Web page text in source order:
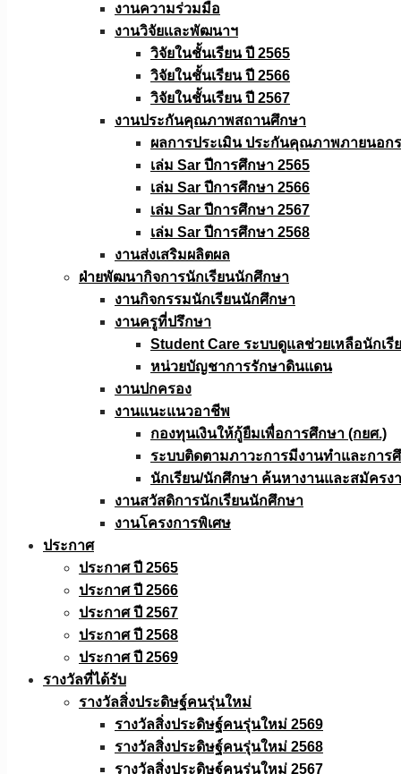
งานความร่วมมือ
งานวิจัยเเละพัฒนาฯ
วิจัยในชั้นเรียน ปี 2565
วิจัยในชั้นเรียน ปี 2566
วิจัยในชั้นเรียน ปี 2567
งานประกันคุณภาพสถานศึกษา
ผลการประเมิน ประกันคุณภาพภายนอก
เล่ม Sar ปีการศึกษา 2565
เล่ม Sar ปีการศึกษา 2566
เล่ม Sar ปีการศึกษา 2567
เล่ม Sar ปีการศึกษา 2568
งานส่งเสริมผลิตผล
ฝ่ายพัฒนากิจการนักเรียนนักศึกษา
งานกิจกรรมนักเรียนนักศึกษา
งานครูที่ปรึกษา
Student Care ระบบดูแลช่วยเหลือนักเรี
หน่วยบัญชาการรักษาดินแดน
งานปกครอง
งานแนะแนวอาชีพ
กองทุนเงินให้กู้ยืมเพื่อการศึกษา (กยศ.)
ระบบติดตามภาวะการมีงานทำและการ
นักเรียน/นักศึกษา ค้นหางานและสมัครง
งานสวัสดิการนักเรียนนักศึกษา
งานโครงการพิเศษ
ประกาศ
ประกาศ ปี 2565
ประกาศ ปี 2566
ประกาศ ปี 2567
ประกาศ ปี 2568
ประกาศ ปี 2569
รางวัลที่ได้รับ
รางวัลสิ่งประดิษฐ์คนรุ่นใหม่
รางวัลสิ่งประดิษฐ์คนรุ่นใหม่ 2569
รางวัลสิ่งประดิษฐ์คนรุ่นใหม่ 2568
รางวัลสิ่งประดิษฐ์คนรุ่นใหม่ 2567